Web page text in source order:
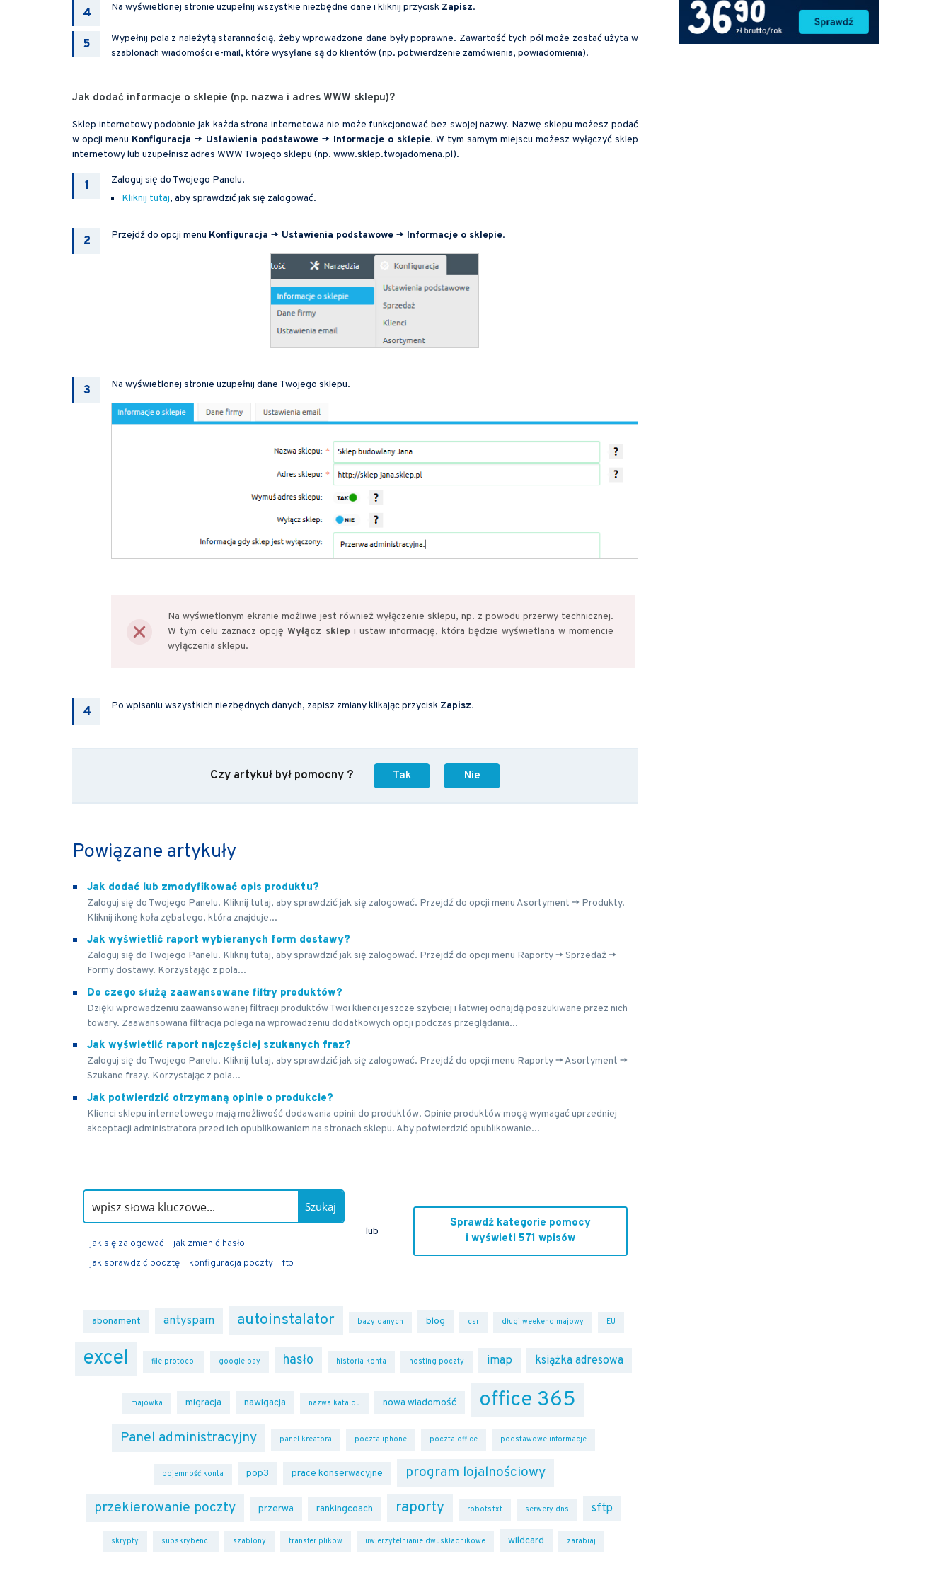
Na wyświetlonej stronie uzupełnij wszystkie niezbędne dane i kliknij przycisk Zapisz.
Wypełnij pola z należytą starannością, żeby wprowadzone dane były poprawne. Zawartość tych pól może zostać użyta w
szablonach wiadomości e-mail, które wysyłane są do klientów (np. potwierdzenie zamówienia, powiadomienia).
Jak dodać informacje o sklepie (np. nazwa i adres WWW sklepu)?
Sklep internetowy podobnie jak każda strona internetowa nie może funkcjonować bez swojej nazwy. Nazwę sklepu możesz podać
w opcji menu Konfiguracja -> Ustawienia podstawowe -> Informacje o sklepie. W tym samym miejscu możesz wyłączyć sklep
internetowy lub uzupełnisz adres WWW Twojego sklepu (np. www.sklep.twojadomena.pl).
Zaloguj się do Twojego Panelu.
Kliknij tutaj, aby sprawdzić jak się zalogować.
Przejdź do opcji menu Konfiguracja -> Ustawienia podstawowe -> Informacje o sklepie.
Na wyświetlonej stronie uzupełnij dane Twojego sklepu.
Na wyświetlonym ekranie możliwe jest również wyłączenie sklepu, np. z powodu przerwy technicznej.
W tym celu zaznacz opcję Wyłącz sklep i ustaw informację, która będzie wyświetlana w momencie
wyłączenia sklepu.
Po wpisaniu wszystkich niezbędnych danych, zapisz zmiany klikając przycisk Zapisz.
Czy artykuł był pomocny ? Tak Nie
Powiązane artykuły
Jak dodać lub zmodyfikować opis produktu?
Zaloguj się do Twojego Panelu. Kliknij tutaj, aby sprawdzić jak się zalogować. Przejdź do opcji menu Asortyment -> Produkty.
Kliknij ikonę koła zębatego, która znajduje...
Jak wyświetlić raport wybieranych form dostawy?
Zaloguj się do Twojego Panelu. Kliknij tutaj, aby sprawdzić jak się zalogować. Przejdź do opcji menu Raporty -> Sprzedaż ->
Formy dostawy. Korzystając z pola...
Do czego służą zaawansowane filtry produktów?
Dzięki wprowadzeniu zaawansowanej filtracji produktów Twoi klienci jeszcze szybciej i łatwiej odnajdą poszukiwane przez nich
towary. Zaawansowana filtracja polega na wprowadzeniu dodatkowych opcji podczas przeglądania...
Jak wyświetlić raport najczęściej szukanych fraz?
Zaloguj się do Twojego Panelu. Kliknij tutaj, aby sprawdzić jak się zalogować. Przejdź do opcji menu Raporty -> Asortyment ->
Szukane frazy. Korzystając z pola...
Jak potwierdzić otrzymaną opinie o produkcie?
Klienci sklepu internetowego mają możliwość dodawania opinii do produktów. Opinie produktów mogą wymagać uprzedniej
akceptacji administratora przed ich opublikowaniem na stronach sklepu. Aby potwierdzić opublikowanie...
Szukaj
jak się zalogować
jak zmienić hasło
jak sprawdzić pocztę
konfiguracja poczty ftp
lub
Sprawdź kategorie pomocy
i wyświetl 571 wpisów
abonament antyspam autoinstalator bazy danych blog csr długi weekend majowy EU
excel file protocol google pay hasło historia konta hosting poczty imap książka adresowa
majówka migracja nawigacja nazwa katalou nowa wiadomość office 365
Panel administracyjny panel kreatora poczta iphone poczta office podstawowe informacje
pojemność konta pop3 prace konserwacyjne program lojalnościowy
przekierowanie poczty przerwa rankingcoach raporty robots.txt serwery dns sftp
skrypty subskrybenci szablony transfer plikow uwierzytelnianie dwuskładnikowe wildcard zarabiaj